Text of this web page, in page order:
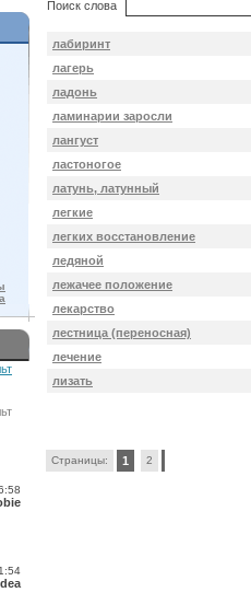
Поиск слова
лабиринт
лагерь
ладонь
ламинарии заросли
лангуст
ластоногое
латунь, латунный
легкие
легких восстановление
ледяной
лежачее положение
лекарство
лестница (переносная)
лечение
лизать
Страницы: 1 2